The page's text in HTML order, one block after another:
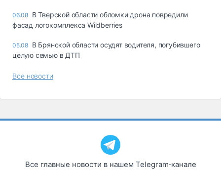
06.08 В Тверской области обломки дрона повредили
фасад логокомплекса Wildberries
05.08 В Брянской области осудят водителя, погубившего
целую семью в ДТП
Все новости
Все главные новости в нашем Telegram‑канале